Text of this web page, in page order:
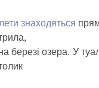
знаходяться
березі озера. У